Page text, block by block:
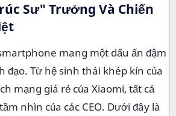
Sư" Trưởng Và Chiến
mang một dấu ấn đậm
đạo. Từ hệ sinh thái khép kín của
mạng giá rẻ của Xiaomi, tất cả
nhìn của các CEO. Dưới đây là